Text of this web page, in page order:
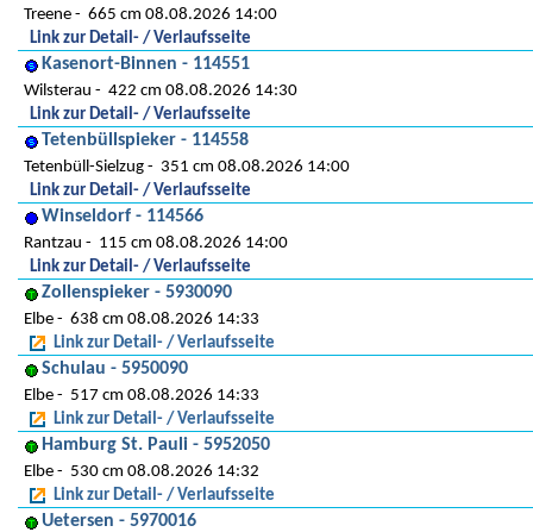
Treene
665 cm 08.08.2026 14:00
Link zur Detail- / Verlaufsseite
Kasenort-Binnen - 114551
Wilsterau
422 cm 08.08.2026 14:30
Link zur Detail- / Verlaufsseite
Tetenbüllspieker - 114558
Tetenbüll-Sielzug
351 cm 08.08.2026 14:00
Link zur Detail- / Verlaufsseite
Winseldorf - 114566
Rantzau
115 cm 08.08.2026 14:00
Link zur Detail- / Verlaufsseite
Zollenspieker - 5930090
Elbe
638 cm 08.08.2026 14:33
Link zur Detail- / Verlaufsseite
Schulau - 5950090
Elbe
517 cm 08.08.2026 14:33
Link zur Detail- / Verlaufsseite
Hamburg St. Pauli - 5952050
Elbe
530 cm 08.08.2026 14:32
Link zur Detail- / Verlaufsseite
Uetersen - 5970016